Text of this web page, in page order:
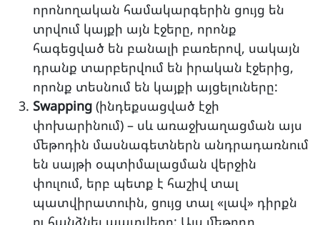
որոնողական համակարգերին ցույց են
տրվում կայքի այն էջերը, որոնք
հագեցված են բանալի բառերով, սակայն
դրանք տարբերվում են իրական էջերից,
որոնք տեսնում են կայքի այցելուները:
Swapping(ինդեքսացված էջի
փոխարինում) – սև առաջխաղացման այս
մեթոդին մասնագետներն անդրադառնում
են սայթի օպտիմալացման վերջին
փուլում, երբ պետք է հաշիվ տալ
պատվիրատուին, ցույց տալ «լավ» դիրքն
ու հանձնել պատվերը: Այս մեթոդը